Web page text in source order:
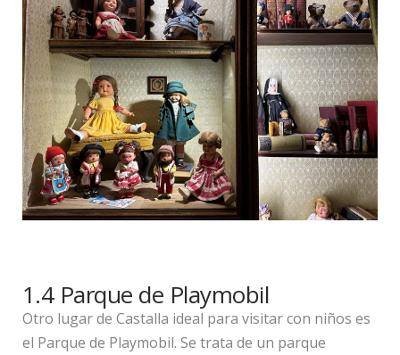
1.4 Parque de Playmobil
Otro lugar de Castalla ideal para visitar con niños es
el Parque de Playmobil. Se trata de un parque